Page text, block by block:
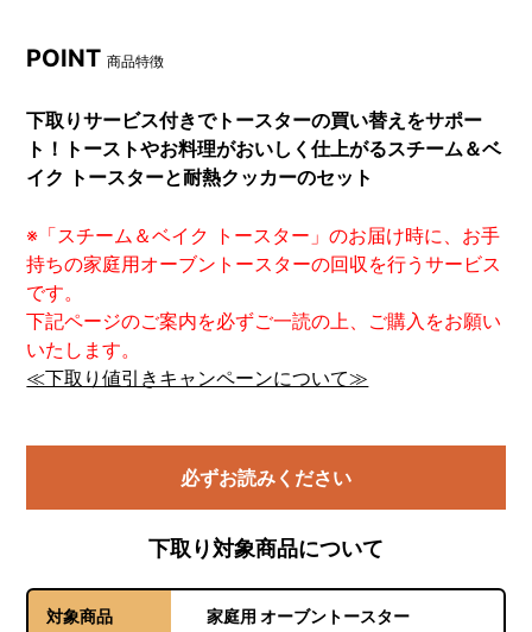
POINT商品特徴
下取りサービス付きでトースターの買い替えをサポー
ト！トーストやお料理がおいしく仕上がるスチーム＆ベ
イク トースターと耐熱クッカーのセット
※「スチーム＆ベイク トースター」のお届け時に、お手
持ちの家庭用オーブントースターの回収を行うサービス
です。
下記ページのご案内を必ずご一読の上、ご購入をお願い
いたします。
≪下取り値引きキャンペーンについて≫
必ずお読みください
下取り対象商品について
対象商品
家庭用 オーブントースター